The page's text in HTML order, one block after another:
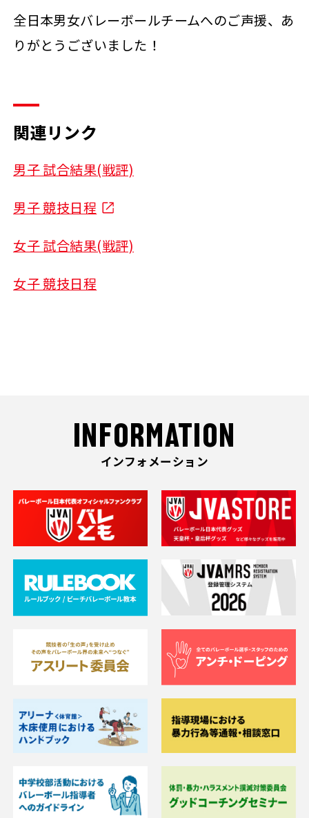
全日本男女バレーボールチームへのご声援、あ
りがとうございました！
関連リンク
男子 試合結果(戦評)
男子 競技日程
女子 試合結果(戦評)
女子 競技日程
INFORMATION
インフォメーション